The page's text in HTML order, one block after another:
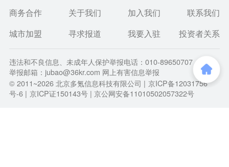
商务合作 关于我们 加入我们
联系我们
城市加盟
寻求报道 我要入驻 投资者关系
违法和不良信息、未成年人保护举报电话：010-89650707
举报邮箱：jubao@36kr.com 网上有害信息举报
© 2011~2026北京多氪信息科技有限公司 | 京ICP备12031756
号-6 | 京ICP证150143号 | 京公网安备11010502057322号